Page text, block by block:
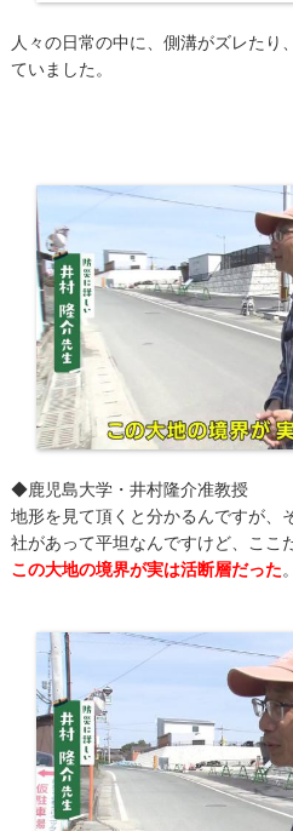
人々の日常の中に、側溝がズレたり
ていました。
​◆鹿児島大学・井村隆介准教授
地形を見て頂くと分かるんですが、
社があって平坦なんですけど、ここ
この大地の境界が実は活断層だった。